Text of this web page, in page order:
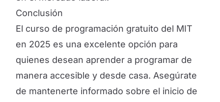
Conclusión
El curso de programación gratuito del MIT
en 2025 es una excelente opción para
quienes desean aprender a programar de
manera accesible y desde casa. Asegúrate
de mantenerte informado sobre el inicio de